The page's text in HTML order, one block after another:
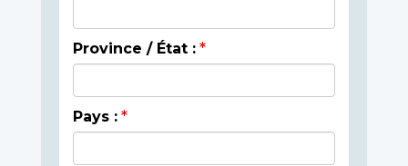
Province / État :
Pays :